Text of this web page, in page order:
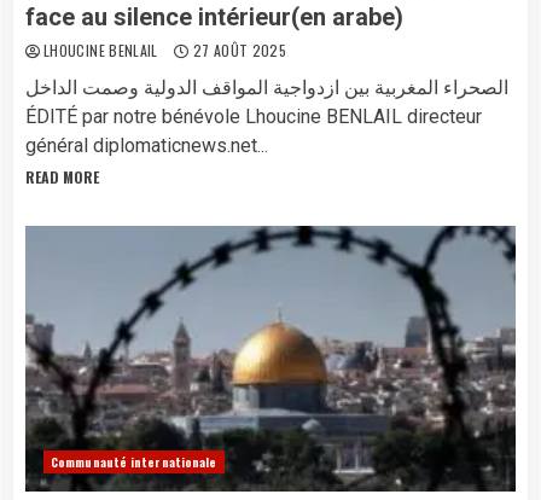
face au silence intérieur(en arabe)
LHOUCINE BENLAIL 27 AOÛT 2025
الصحراء المغربية بين ازدواجية المواقف الدولية وصمت الداخل
ÉDITÉ par notre bénévole Lhoucine BENLAIL directeur
général diplomaticnews.net...
READ MORE
Communauté internationale